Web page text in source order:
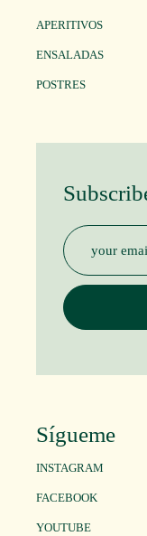
APERITIVOS
ENSALADAS
POSTRES
Sígueme
INSTAGRAM
FACEBOOK
YOUTUBE